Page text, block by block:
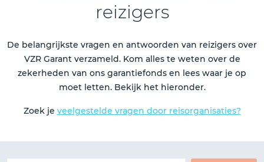
reizigers
De belangrijkste vragen en antwoorden van reizigers over
VZR Garant verzameld. Kom alles te weten over de
zekerheden van ons garantiefonds en lees waar je op
moet letten. Bekijk het hieronder.
Zoek je veelgestelde vragen door reisorganisaties?